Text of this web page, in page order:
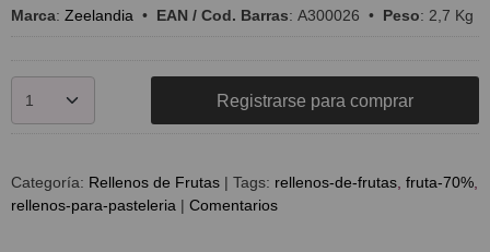
Marca: Zeelandia • EAN / Cod. Barras: A300026 • Peso: 2,7 Kg
Registrarse para comprar
Categoría: Rellenos de Frutas | Tags: rellenos-de-frutas fruta-70%
rellenos-para-pasteleria | Comentarios